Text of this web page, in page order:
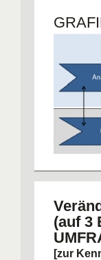
(auf 3
[zur